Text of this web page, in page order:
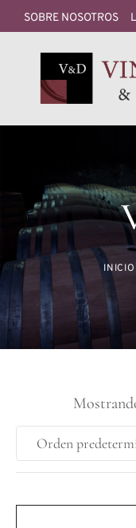
SOBRE NOSOTROS
INICIO
Orden